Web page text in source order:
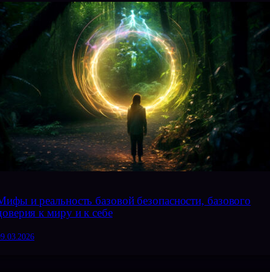
и реальность базовой безопасности, базового
к миру и к себе